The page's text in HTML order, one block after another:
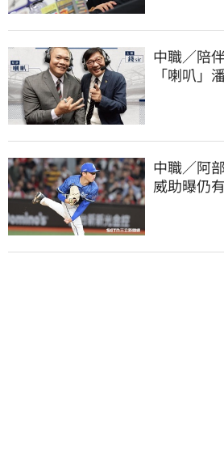
中職／陪
「喇叭」
中職／阿
威助曝仍